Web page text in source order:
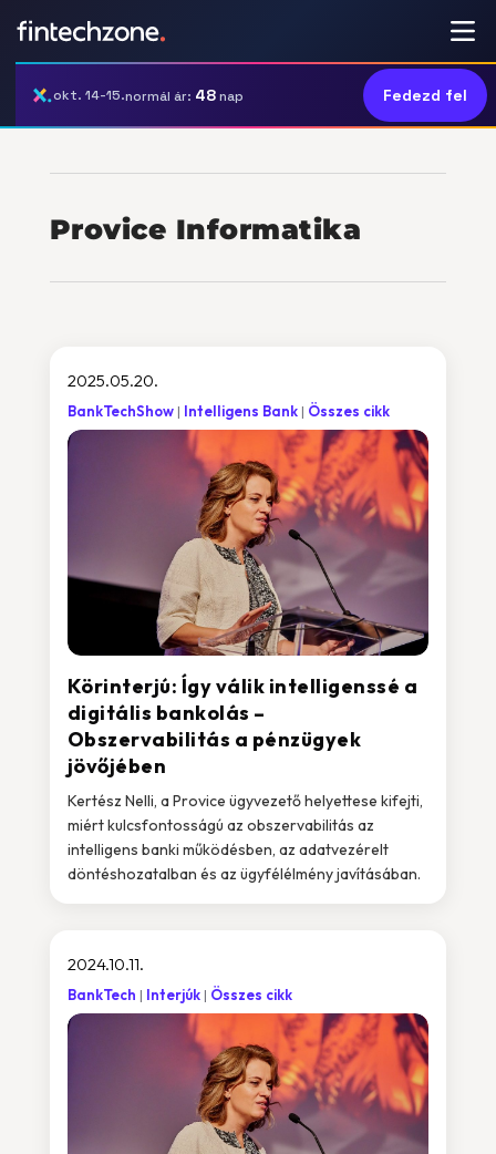
okt. 14-15.normál ár: 48nap Fedezd fel
Provice Informatika
Körinterjú: Így válik intelligenssé a
digitális bankolás –
Obszervabilitás a pénzügyek
jövőjében
2025.05.20.
BankTechShow Intelligens Bank Összes cikk
Kertész Nelli, a Provice ügyvezető helyettese kifejti,
miért kulcsfontosságú az obszervabilitás az
intelligens banki működésben, az adatvezérelt
döntéshozatalban és az ügyfélélmény javításában.
2024.10.11.
BankTech Interjúk Összes cikk